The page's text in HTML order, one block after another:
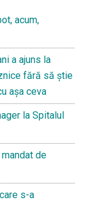
acum,
a ajuns la
fără să ştie
așa ceva
la Spitalul
de
s-a